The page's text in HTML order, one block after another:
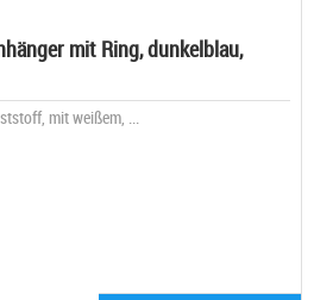
mit Ring, dunkelblau,
mit weißem, ...